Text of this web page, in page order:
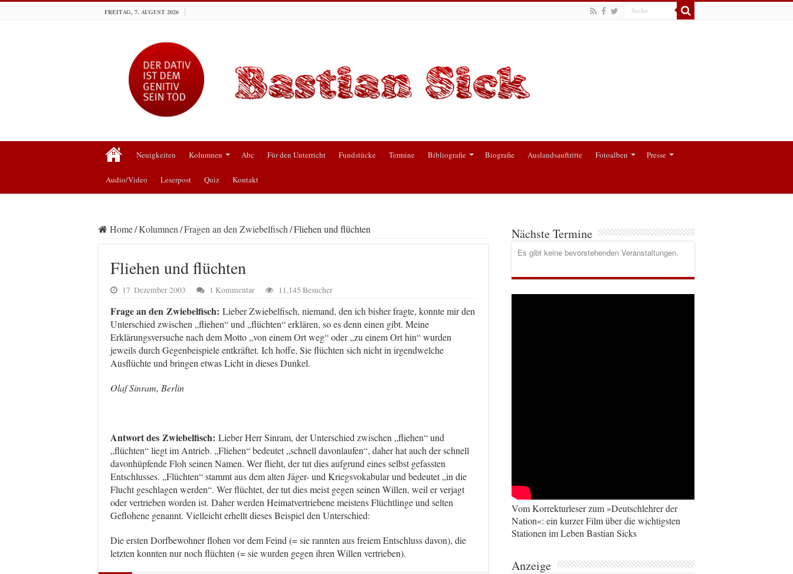
FREITAG, 7. AUGUST 2026
Neuigkeiten Kolumnen Abc Für den Unterricht Fundstücke Termine Bibliografie Biografie Auslandsauftritte Fotoalben Presse
Audio/Video Leserpost Quiz Kontakt
Home/Kolumnen/Fragen an den Zwiebelfisch/Fliehen und flüchten
Fliehen und flüchten
17. Dezember 2003 1 Kommentar 11,145 Besucher
Frage an den Zwiebelfisch: Lieber Zwiebelfisch, niemand, den ich bisher fragte, konnte mir den
Unterschied zwischen „fliehen“ und „flüchten“ erklären, so es denn einen gibt. Meine
Erklärungsversuche nach dem Motto „von einem Ort weg“ oder „zu einem Ort hin“ wurden
jeweils durch Gegenbeispiele entkräftet. Ich hoffe, Sie flüchten sich nicht in irgendwelche
Ausflüchte und bringen etwas Licht in dieses Dunkel.
Olaf Sinram, Berlin
Antwort des Zwiebelfisch: Lieber Herr Sinram, der Unterschied zwischen „fliehen“ und
„flüchten“ liegt im Antrieb. „Fliehen“ bedeutet „schnell davonlaufen“, daher hat auch der schnell
davonhüpfende Floh seinen Namen. Wer flieht, der tut dies aufgrund eines selbst gefassten
Entschlusses. „Flüchten“ stammt aus dem alten Jäger- und Kriegsvokabular und bedeutet „in die
Flucht geschlagen werden“. Wer flüchtet, der tut dies meist gegen seinen Willen, weil er verjagt
oder vertrieben worden ist. Daher werden Heimatvertriebene meistens Flüchtlinge und selten
Geflohene genannt. Vielleicht erhellt dieses Beispiel den Unterschied:
Die ersten Dorfbewohner flohen vor dem Feind (= sie rannten aus freiem Entschluss davon), die
letzten konnten nur noch flüchten (= sie wurden gegen ihren Willen vertrieben).
Nächste Termine
Es gibt keine bevorstehenden Veranstaltungen.
Vom Korrekturleser zum »Deutschlehrer der
Nation«: ein kurzer Film über die wichtigsten
Stationen im Leben Bastian Sicks
Anzeige